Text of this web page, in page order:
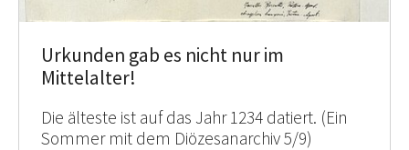
Urkunden gab es nicht nur im
Mittelalter!
Die älteste ist auf das Jahr 1234 datiert. (Ein
Sommer mit dem Diözesanarchiv 5/9)